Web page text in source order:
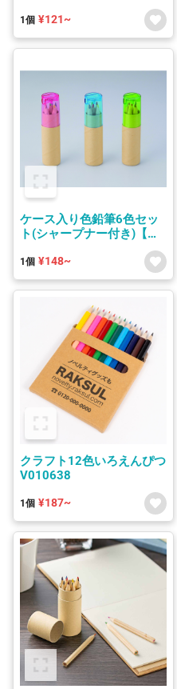
1個 ¥121~
ケース入り色鉛筆6色セッ
ト(シャープナー付き)【カ
1個 ¥148~
クラフト12色いろえんぴつ
V010638
1個 ¥187~